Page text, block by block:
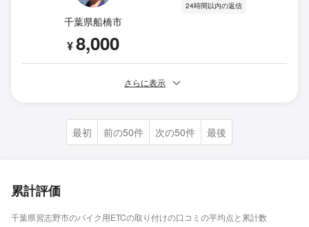
千葉県船橋市
¥8,000
24時間以内の返信
さらに表示
最初 前の50件 次の50件 最後
累計評価
千葉県習志野市のバイク用ETCの取り付けの口コミの平均点と累計数